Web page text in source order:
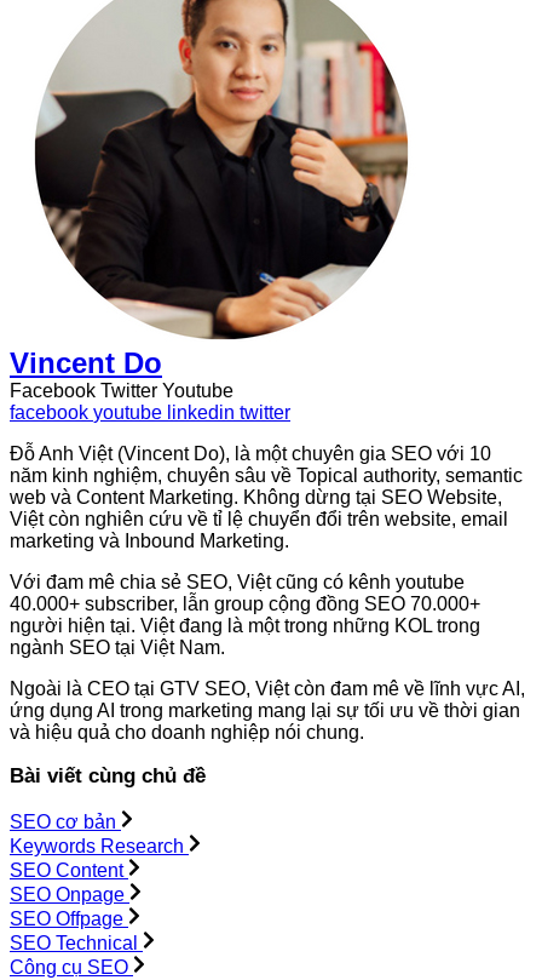
Vincent Do
Facebook Twitter Youtube
facebook youtube linkedin twitter
Đỗ Anh Việt (Vincent Do), là một chuyên gia SEO với 10
năm kinh nghiệm, chuyên sâu về Topical authority, semantic
web và Content Marketing. Không dừng tại SEO Website,
Việt còn nghiên cứu về tỉ lệ chuyển đổi trên website, email
marketing và Inbound Marketing.
Với đam mê chia sẻ SEO, Việt cũng có kênh youtube
40.000+ subscriber, lẫn group cộng đồng SEO 70.000+
người hiện tại. Việt đang là một trong những KOL trong
ngành SEO tại Việt Nam.
Ngoài là CEO tại GTV SEO, Việt còn đam mê về lĩnh vực AI,
ứng dụng AI trong marketing mang lại sự tối ưu về thời gian
và hiệu quả cho doanh nghiệp nói chung.
Bài viết cùng chủ đề
SEO cơ bản
Keywords Research
SEO Content
SEO Onpage
SEO Offpage
SEO Technical
Công cụ SEO